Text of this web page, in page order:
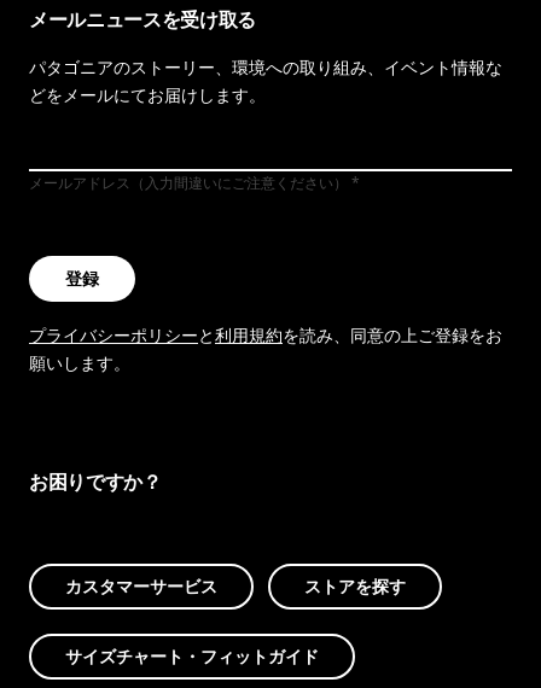
メールニュースを受け取る
パタゴニアのストーリー、環境への取り組み、イベント情報な
どをメールにてお届けします。
メールアドレス（入力間違いにご注意ください）
登録
プライバシーポリシーと利用規約を読み、同意の上ご登録をお
願いします。
お困りですか？
カスタマーサービス ストアを探す
サイズチャート・フィットガイド